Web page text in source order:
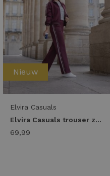
Nieuw
Elvira Casuals
Elvira Casuals trouser zola e4 26-024 Broek merlot
69,99